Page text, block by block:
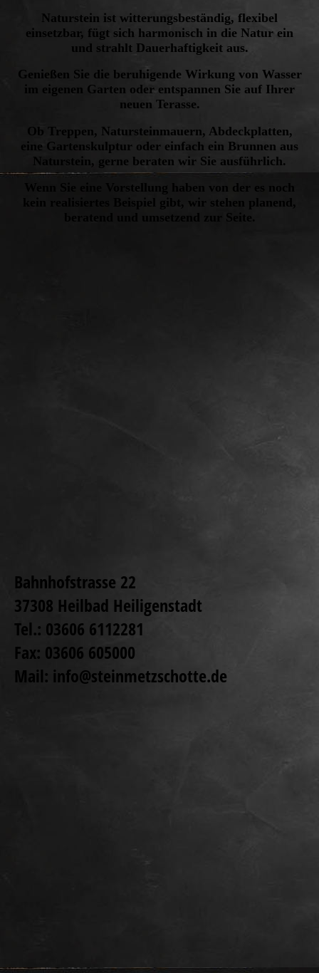
Naturstein ist witterungsbeständig, flexibel
einsetzbar, fügt sich harmonisch in die Natur ein
und strahlt Dauerhaftigkeit aus.
Genießen Sie die beruhigende Wirkung von Wasser
im eigenen Garten oder entspannen Sie auf Ihrer
neuen Terasse.
Ob Treppen, Natursteinmauern, Abdeckplatten,
eine Gartenskulptur oder einfach ein Brunnen aus
Naturstein, gerne beraten wir Sie ausführlich.
kein realisiertes Beispiel gibt, wir stehen planend,
beratend und umsetzend zur Seite.
Bahnhofstrasse 22
37308 Heilbad Heiligenstadt
Tel.: 03606 6112281
Fax: 03606 605000
Mail: info@steinmetzschotte.de